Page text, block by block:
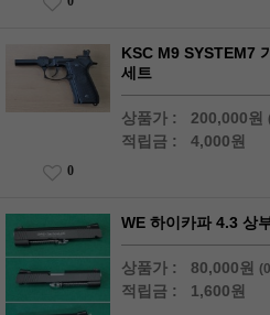
KSC M9 SYSTEM7
세트
상품가 : 200,000원
적립금 : 4,000원
0
WE 하이카파 4.3 상
상품가 : 80,000원
적립금 : 1,600원